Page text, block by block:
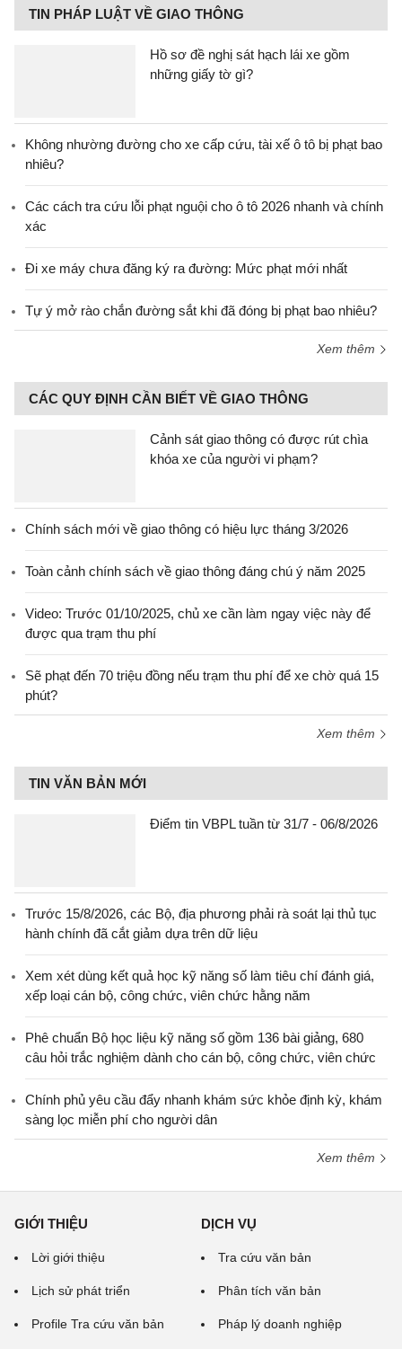
TIN PHÁP LUẬT VỀ GIAO THÔNG
Hồ sơ đề nghị sát hạch lái xe gồm
những giấy tờ gì?
Không nhường đường cho xe cấp cứu, tài xế ô tô bị phạt bao
nhiêu?
Các cách tra cứu lỗi phạt nguội cho ô tô 2026 nhanh và chính
xác
Đi xe máy chưa đăng ký ra đường: Mức phạt mới nhất
Tự ý mở rào chắn đường sắt khi đã đóng bị phạt bao nhiêu?
Xem thêm
CÁC QUY ĐỊNH CẦN BIẾT VỀ GIAO THÔNG
Cảnh sát giao thông có được rút chìa
khóa xe của người vi phạm?
Chính sách mới về giao thông có hiệu lực tháng 3/2026
Toàn cảnh chính sách về giao thông đáng chú ý năm 2025
Video: Trước 01/10/2025, chủ xe cần làm ngay việc này để
được qua trạm thu phí
Sẽ phạt đến 70 triệu đồng nếu trạm thu phí để xe chờ quá 15
phút?
Xem thêm
TIN VĂN BẢN MỚI
Điểm tin VBPL tuần từ 31/7 - 06/8/2026
Trước 15/8/2026, các Bộ, địa phương phải rà soát lại thủ tục
hành chính đã cắt giảm dựa trên dữ liệu
Xem xét dùng kết quả học kỹ năng số làm tiêu chí đánh giá,
xếp loại cán bộ, công chức, viên chức hằng năm
Phê chuẩn Bộ học liệu kỹ năng số gồm 136 bài giảng, 680
câu hỏi trắc nghiệm dành cho cán bộ, công chức, viên chức
Chính phủ yêu cầu đẩy nhanh khám sức khỏe định kỳ, khám
sàng lọc miễn phí cho người dân
Xem thêm
GIỚI THIỆU
Lời giới thiệu
Lịch sử phát triển
Profile Tra cứu văn bản
DỊCH VỤ
Tra cứu văn bản
Phân tích văn bản
Pháp lý doanh nghiệp